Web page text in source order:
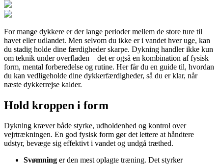
For mange dykkere er der lange perioder mellem de store ture til
havet eller udlandet. Men selvom du ikke er i vandet hver uge, kan
du stadig holde dine færdigheder skarpe. Dykning handler ikke kun
om teknik under overfladen – det er også en kombination af fysisk
form, mental forberedelse og rutine. Her får du en guide til, hvordan
du kan vedligeholde dine dykkerfærdigheder, så du er klar, når
næste dykkerrejse kalder.
Hold kroppen i form
Dykning kræver både styrke, udholdenhed og kontrol over
vejrtrækningen. En god fysisk form gør det lettere at håndtere
udstyr, bevæge sig effektivt i vandet og undgå træthed.
Svømning er den mest oplagte træning. Det styrker